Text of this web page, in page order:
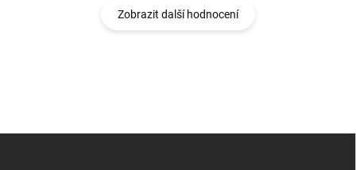
Zobrazit další hodnocení